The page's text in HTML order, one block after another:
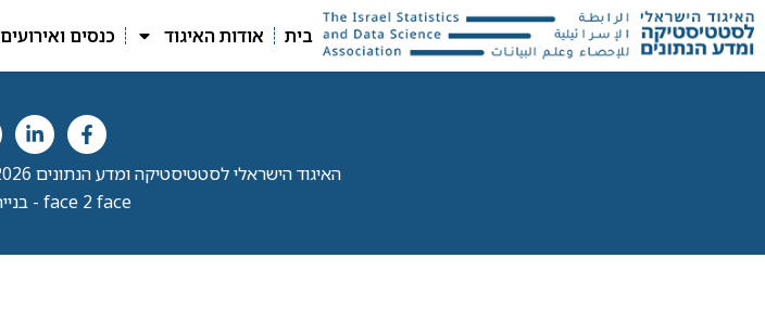
בית אודות האיגוד כנסים ואירועים
האיגוד הישראלי לסטטיסטיקה ומדע הנתונים 2026 © כל הזכויות שמורות
face 2 face - בניית אתרים